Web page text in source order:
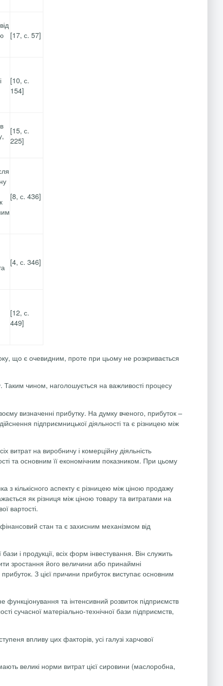
[17, с. 57]
[10, с.
154]
[15, с.
225]
[8, с. 436]
[4, с. 346]
[12, с.
449]
що є очевидним, проте при цьому не розкривається
Таким чином, наголошується на важливості процесу
визначенні прибутку. На думку вченого, прибуток –
підприємницької діяльності та є різницею між
на виробничу і комерційну діяльність
та основним її економічним показником. При цьому
кількісного аспекту є різницею між ціною продажу
як різниця між ціною товару та витратами на
вартості.
стан та є захисним механізмом від
і продукції, всіх форм інвестування. Він служить
зростання його величини або принаймні
З цієї причини прибуток виступає основним
та інтенсивний розвиток підприємств
сучасної матеріально-технічної бази підприємств,
впливу цих факторів, усі галузі харчової
великі норми витрат цієї сировини (маслоробна,